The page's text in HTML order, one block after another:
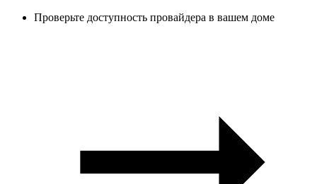
Проверьте доступность провайдера в вашем доме